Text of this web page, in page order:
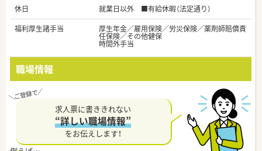
休日
就業日以外 ■有給休暇（法定通り）
福利厚生諸手当
厚生年金／雇用保険／労災保険／薬剤師賠償責
任保険／その他健保
時間外手当
職場情報
求人票に書ききれない
“詳しい職場情報”
をお伝えします！